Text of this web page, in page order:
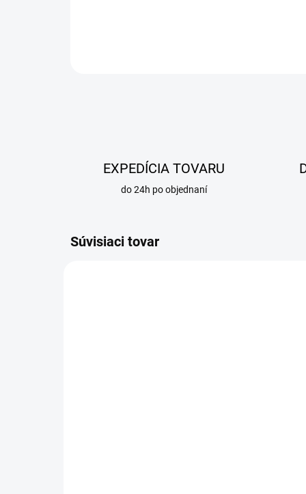
EXPEDÍCIA TOVARU
do 24h po objednaní
Súvisiaci tovar